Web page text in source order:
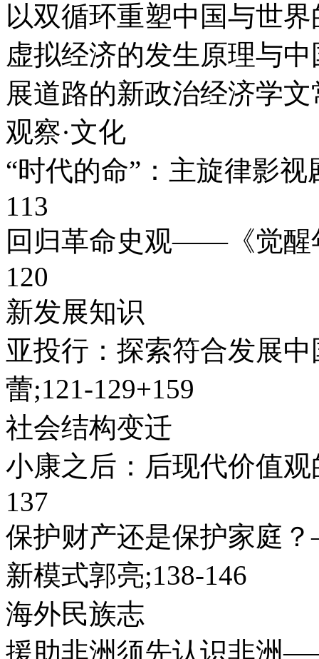
以双循环重塑中国与世
虚拟经济的发生原理与
展道路的新政治经济学文
观察·文化
“时代的命”：主旋律影
113
回归革命史观——《觉醒
120
新发展知识
亚投行：探索符合发展
蕾;121-129+159
社会结构变迁
小康之后：后现代价值
137
保护财产还是保护家庭
新模式郭亮;138-146
海外民族志
援助非洲须先认识非洲